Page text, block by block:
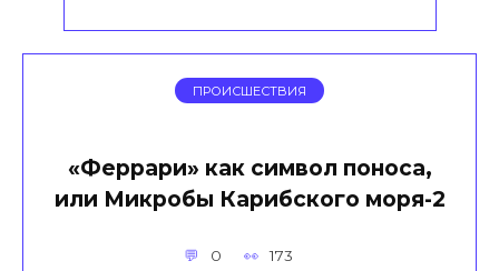
ПРОИСШЕСТВИЯ
«Феррари» как символ поноса,
или Микробы Карибского моря-2
0 173